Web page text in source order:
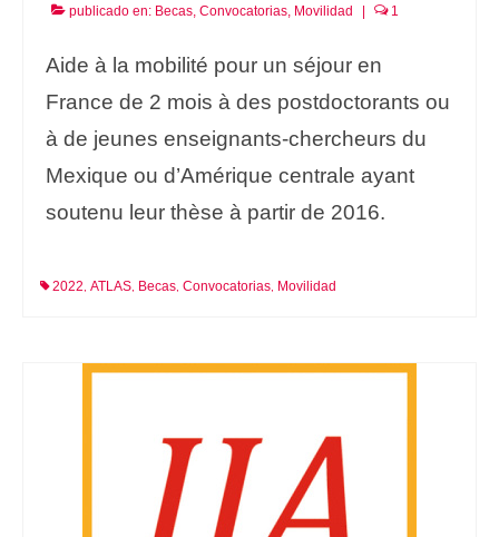
publicado en: Becas, Convocatorias, Movilidad 1
Aide à la mobilité pour un séjour en
France de 2 mois à des postdoctorants ou
à de jeunes enseignants-chercheurs du
Mexique ou d’Amérique centrale ayant
soutenu leur thèse à partir de 2016.
2022, ATLAS, Becas, Convocatorias, Movilidad